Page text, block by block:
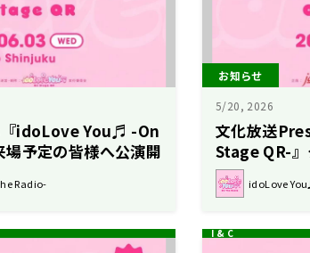
idoLove You♬ -On
予定の皆様へ公演開
Radio-
お知らせ
5/20, 2026
文化放送
Stage QR-』
idoLove